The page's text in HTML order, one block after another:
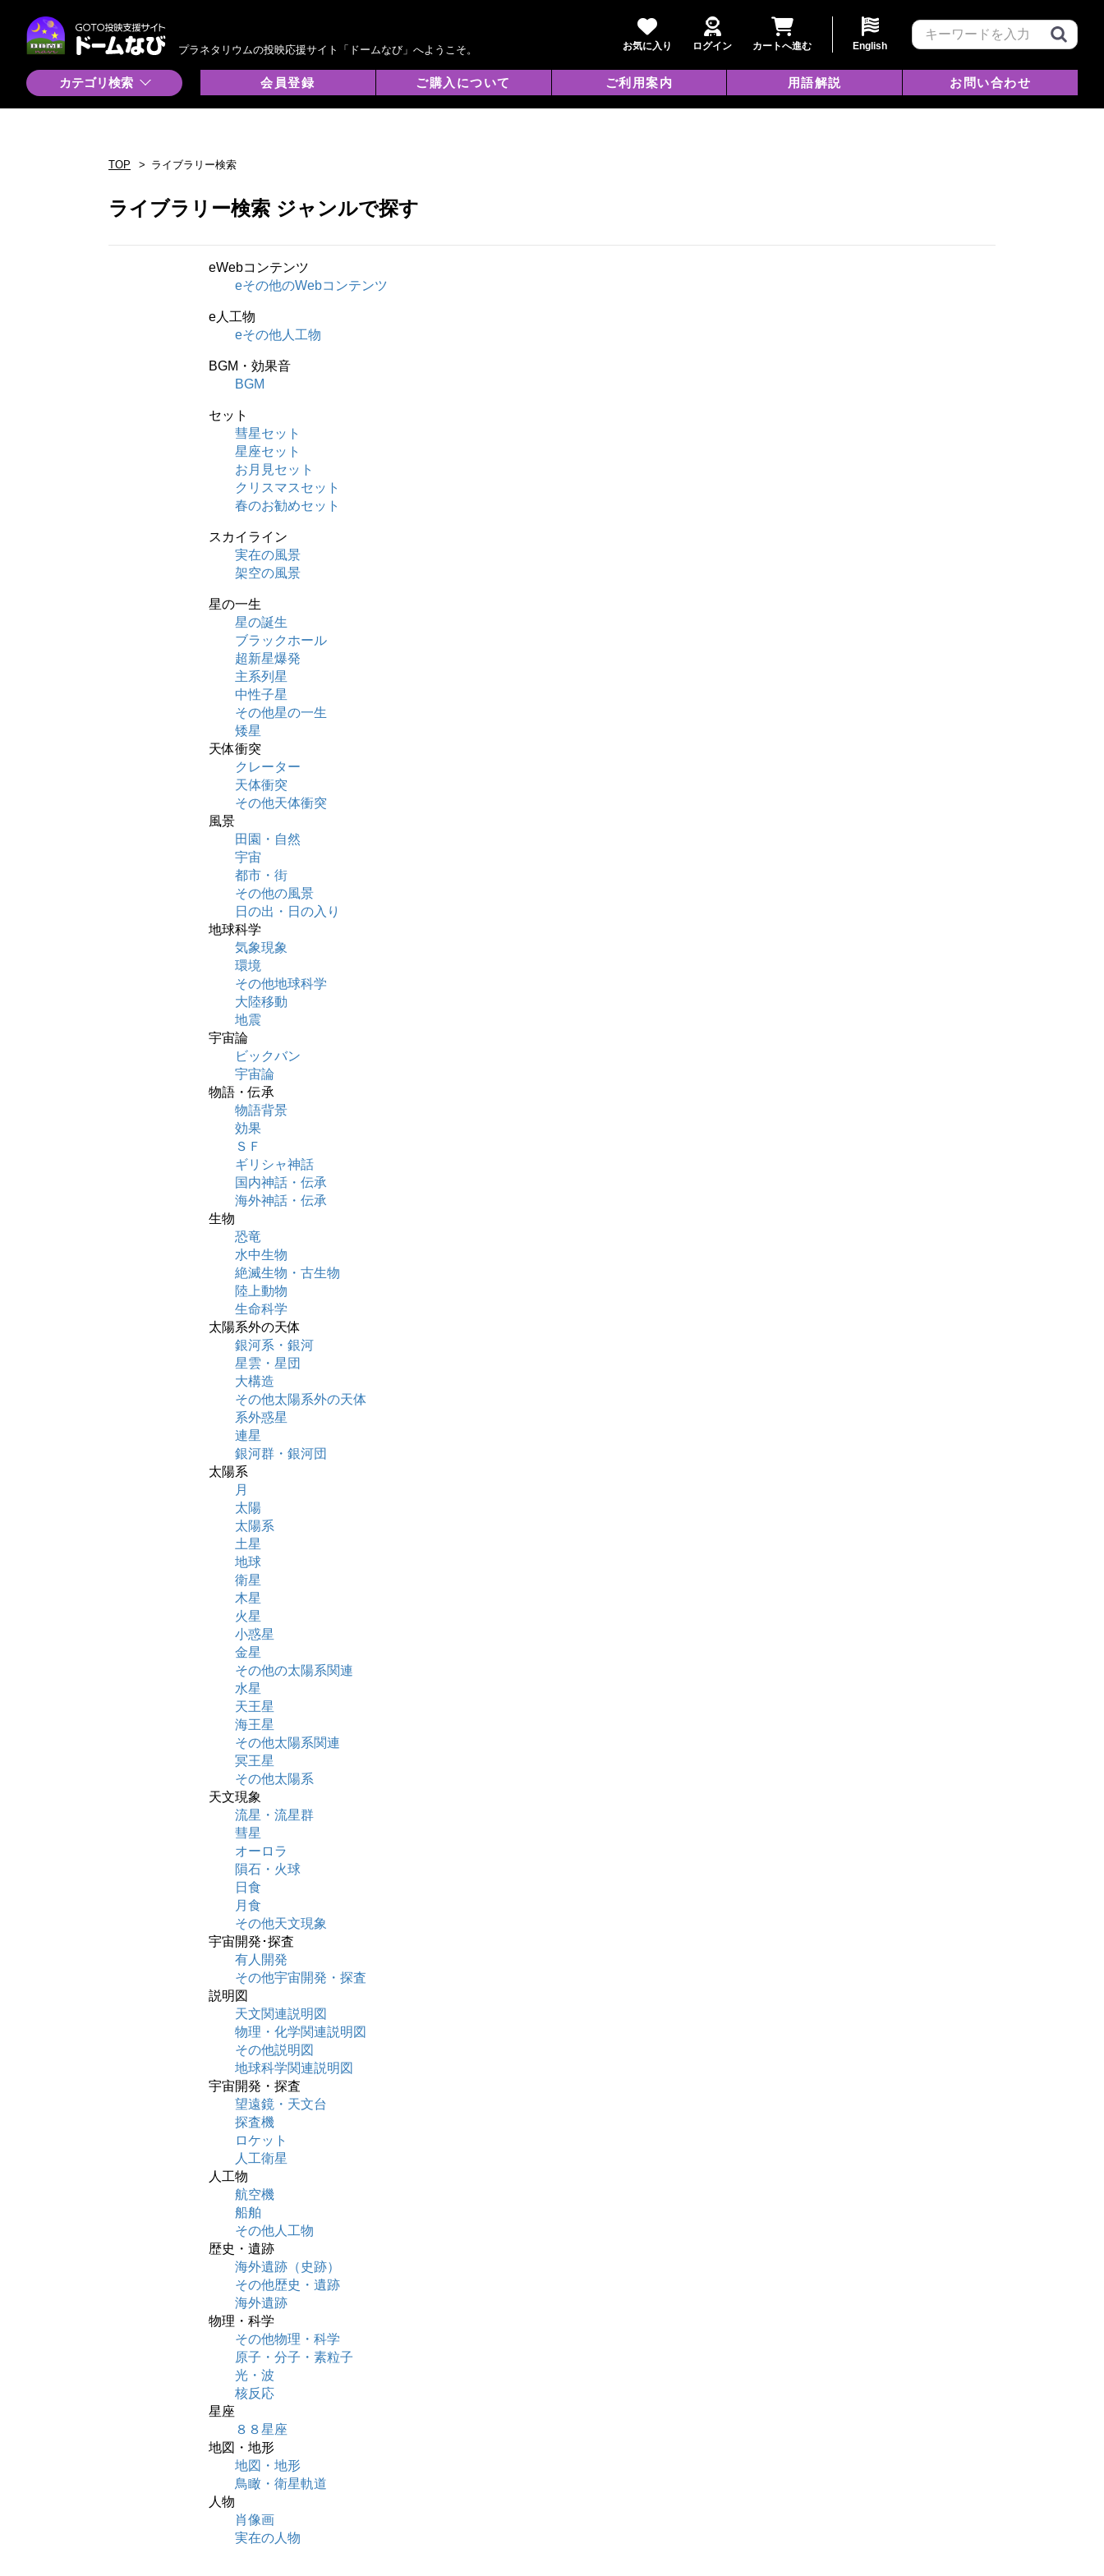
プラネタリウムの投映応援サイト「ドームなび」へようこそ。 お気に入り ログイン カートへ進む English
カテゴリ検索 会員登録 ご購入について ご利用案内 用語解説 お問い合わせ
TOP ライブラリー検索
ライブラリー検索 ジャンルで探す
eWebコンテンツ
eその他のWebコンテンツ
e人工物
eその他人工物
BGM・効果音
BGM
セット
彗星セット
星座セット
お月見セット
クリスマスセット
春のお勧めセット
スカイライン
実在の風景
架空の風景
星の一生
星の誕生
ブラックホール
超新星爆発
主系列星
中性子星
その他星の一生
矮星
天体衝突
クレーター
天体衝突
その他天体衝突
風景
田園・自然
宇宙
都市・街
その他の風景
日の出・日の入り
地球科学
気象現象
環境
その他地球科学
大陸移動
地震
宇宙論
ビックバン
宇宙論
物語・伝承
物語背景
効果
ＳＦ
ギリシャ神話
国内神話・伝承
海外神話・伝承
生物
恐竜
水中生物
絶滅生物・古生物
陸上動物
生命科学
太陽系外の天体
銀河系・銀河
星雲・星団
大構造
その他太陽系外の天体
系外惑星
連星
銀河群・銀河団
太陽系
月
太陽
太陽系
土星
地球
衛星
木星
火星
小惑星
金星
その他の太陽系関連
水星
天王星
海王星
その他太陽系関連
冥王星
その他太陽系
天文現象
流星・流星群
彗星
オーロラ
隕石・火球
日食
月食
その他天文現象
宇宙開発･探査
有人開発
その他宇宙開発・探査
説明図
天文関連説明図
物理・化学関連説明図
その他説明図
地球科学関連説明図
宇宙開発・探査
望遠鏡・天文台
探査機
ロケット
人工衛星
人工物
航空機
船舶
その他人工物
歴史・遺跡
海外遺跡（史跡）
その他歴史・遺跡
海外遺跡
物理・科学
その他物理・科学
原子・分子・素粒子
光・波
核反応
星座
８８星座
地図・地形
地図・地形
鳥瞰・衛星軌道
人物
肖像画
実在の人物